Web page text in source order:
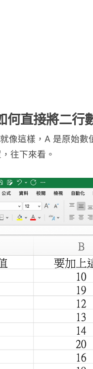
何直接將二行
像這樣，A 是原始
往下來看。